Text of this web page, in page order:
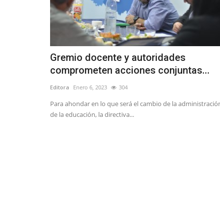
Gremio docente y autoridades
comprometen acciones conjuntas...
Editora Enero 6, 2023 304
Para ahondar en lo que será el cambio de la
de la educación, la directiva...